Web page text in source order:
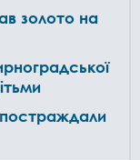
золото на